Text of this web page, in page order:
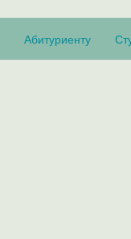
Абитуриенту